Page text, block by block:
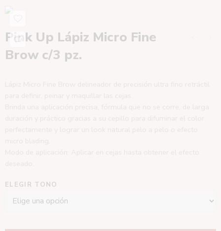
Pink Up Lápiz Micro Fine
Brow c/3 pz.
ELEGIR TONO